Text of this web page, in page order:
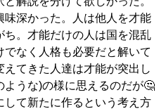
味深かった。人は他人を才能
ち。才能だけの人は国を混乱
でなく人格も必要だと解いて
えてきた人達は才能が突出し
ような)の様に思えるのだが🤔
して新たに作るという考え方